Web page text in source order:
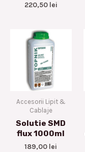
220,50 lei
Accesorii Lipit &
Cablaje
Solutie SMD
flux 1000ml
189,00 lei